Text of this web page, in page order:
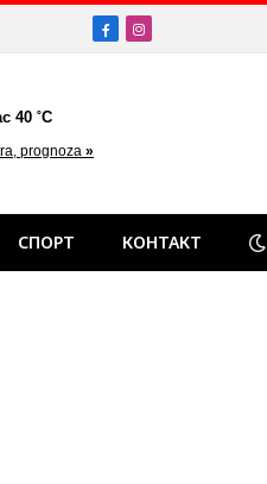
FacebookInstagram
СПОРТ КОНТАКТ